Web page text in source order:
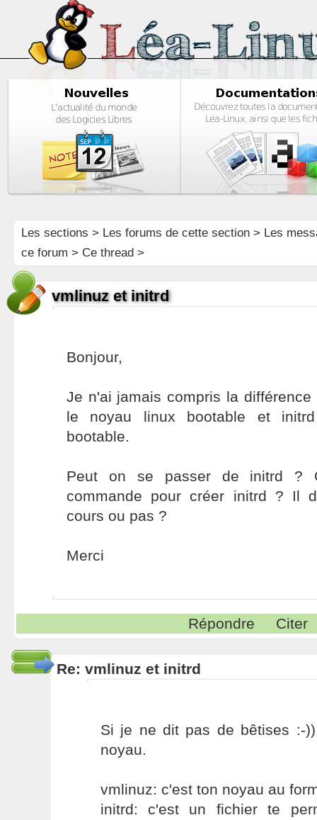
Les sections > Les forums de cette section> Les
ce forum > Ce thread >
vmlinuz et initrd
Bonjour,
Je n'ai jamais compris la
le noyau linux bootable et
bootable.
Peut on se passer de initrd ?
commande pour créer initrd ? Il
cours ou pas ?
Merci
Répondre Citer
Re: vmlinuz et initrd
Si je ne dit pas de bêtises :-
noyau.
vmlinuz: c'est ton noyau au
initrd: c'est un fichier te